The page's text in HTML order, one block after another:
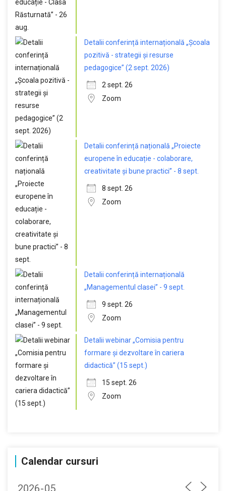
Detalii conferință internațională „Școala
pozitivă - strategii și resurse
pedagogice” (2 sept. 2026)
2 sept. 26
Zoom
Detalii conferință națională „Proiecte
europene în educație - colaborare,
creativitate și bune practici” - 8 sept.
8 sept. 26
Zoom
Detalii conferință internațională
„Managementul clasei” - 9 sept.
9 sept. 26
Zoom
Detalii webinar „Comisia pentru
formare și dezvoltare în cariera
didactică” (15 sept.)
15 sept. 26
Zoom
Calendar cursuri